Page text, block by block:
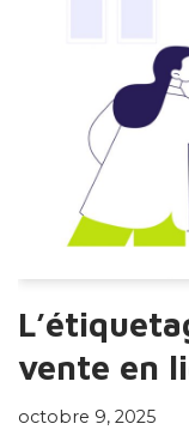
vente en
octobre 9, 2025